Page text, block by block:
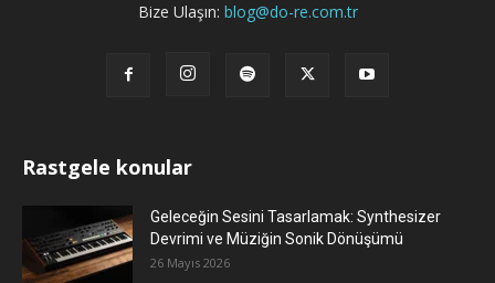
Bize Ulaşın: blog@do-re.com.tr
Rastgele konular
Geleceğin Sesini Tasarlamak: Synthesizer
Devrimi ve Müziğin Sonik Dönüşümü
26 Mayıs 2026